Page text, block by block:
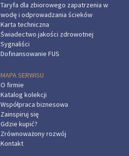
Taryfa dla zbiorowego zapatrzenia w
wodę i odprowadzania ścieków
Karta techniczna
Świadectwo jakości zdrowotnej
Sygnaliści
Dofinansowanie FUS
MAPA SERWISU
O firmie
Katalog kolekcji
Współpraca biznesowa
Zainspiruj się
Gdzie kupić?
Zrównoważony rozwój
Kontakt